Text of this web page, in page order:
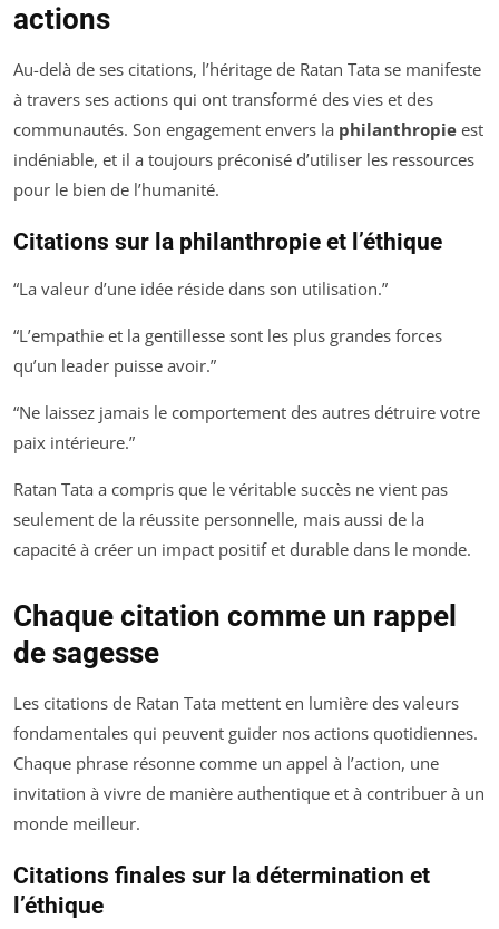
actions
Au-delà de ses citations, l’héritage de Ratan Tata se manifeste
à travers ses actions qui ont transformé des vies et des
communautés. Son engagement envers la philanthropie est
indéniable, et il a toujours préconisé d’utiliser les ressources
pour le bien de l’humanité.
Citations sur la philanthropie et l’éthique
“La valeur d’une idée réside dans son utilisation.”
“L’empathie et la gentillesse sont les plus grandes forces
qu’un leader puisse avoir.”
“Ne laissez jamais le comportement des autres détruire votre
paix intérieure.”
Ratan Tata a compris que le véritable succès ne vient pas
seulement de la réussite personnelle, mais aussi de la
capacité à créer un impact positif et durable dans le monde.
Chaque citation comme un rappel
de sagesse
Les citations de Ratan Tata mettent en lumière des valeurs
fondamentales qui peuvent guider nos actions quotidiennes.
Chaque phrase résonne comme un appel à l’action, une
invitation à vivre de manière authentique et à contribuer à un
monde meilleur.
Citations finales sur la détermination et
l’éthique